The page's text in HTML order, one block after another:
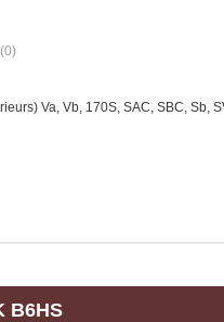
Va, Vb, 170S, SAC, SBC, Sb,
B6HS